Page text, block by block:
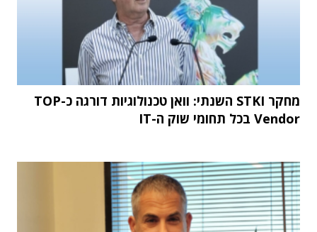
מחקר STKI השנתי: וואן טכנולוגיות דורגה כ-TOP
Vendor בכל תחומי שוק ה-IT